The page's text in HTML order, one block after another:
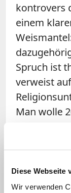
Diese Webseite
Wir verwenden
kontrovers
einem
Spruch ist
verweist
Man wolle
und zum
die vor
schicken
bewusst